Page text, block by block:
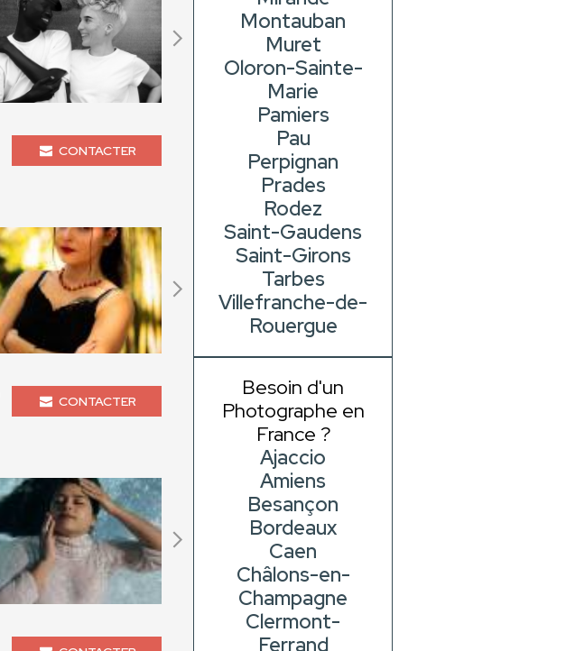
CONTACTER
CONTACTER
Montauban
Muret
Oloron-Sainte-
Marie
Pamiers
Pau
Perpignan
Prades
Rodez
Saint-Gaudens
Saint-Girons
Tarbes
Villefranche-de-
Rouergue
Besoin d'un
Photographe en
France ?
Ajaccio
Amiens
Besançon
Bordeaux
Caen
Châlons-en-
Champagne
Clermont-
Ferrand